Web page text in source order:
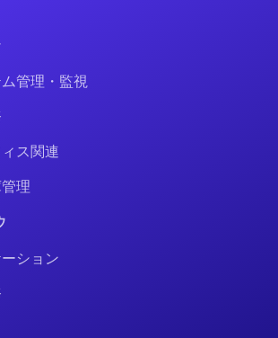
管理・監視
ス関連
理
ション